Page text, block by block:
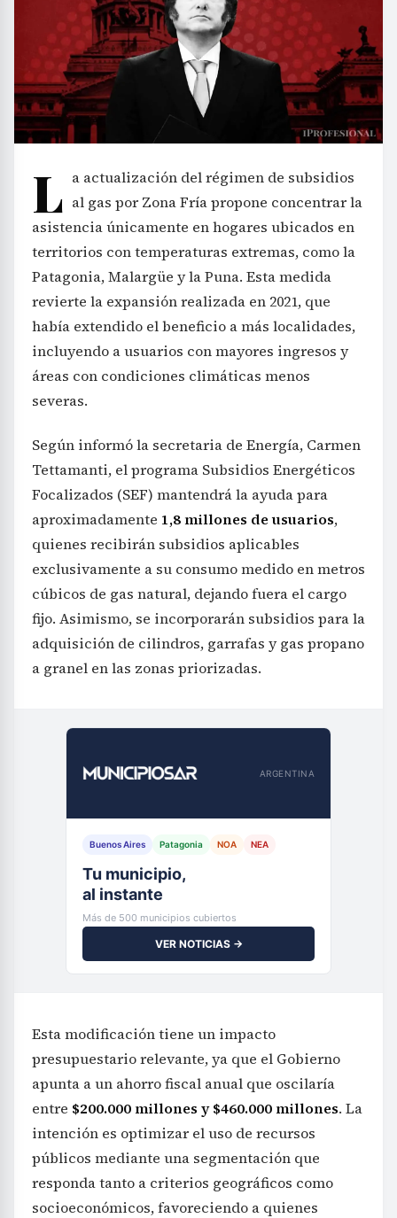
L a actualización del régimen de subsidios
al gas por Zona Fría propone concentrar la
asistencia únicamente en hogares ubicados en
territorios con temperaturas extremas, como la
Patagonia, Malargüe y la Puna. Esta medida
revierte la expansión realizada en 2021, que
había extendido el beneficio a más localidades,
incluyendo a usuarios con mayores ingresos y
áreas con condiciones climáticas menos
severas.
Según informó la secretaria de Energía, Carmen
Tettamanti, el programa Subsidios Energéticos
Focalizados (SEF) mantendrá la ayuda para
aproximadamente 1,8 millones de usuarios,
quienes recibirán subsidios aplicables
exclusivamente a su consumo medido en metros
cúbicos de gas natural, dejando fuera el cargo
fijo. Asimismo, se incorporarán subsidios para la
adquisición de cilindros, garrafas y gas propano
a granel en las zonas priorizadas.
ARGENTINA
Buenos Aires Patagonia NOA NEA
Tu municipio,
al instante
Más de 500 municipios cubiertos
VER NOTICIAS →
Esta modificación tiene un impacto
presupuestario relevante, ya que el Gobierno
apunta a un ahorro fiscal anual que oscilaría
entre $200.000 millones y $460.000 millones. La
intención es optimizar el uso de recursos
públicos mediante una segmentación que
responda tanto a criterios geográficos como
socioeconómicos, favoreciendo a quienes